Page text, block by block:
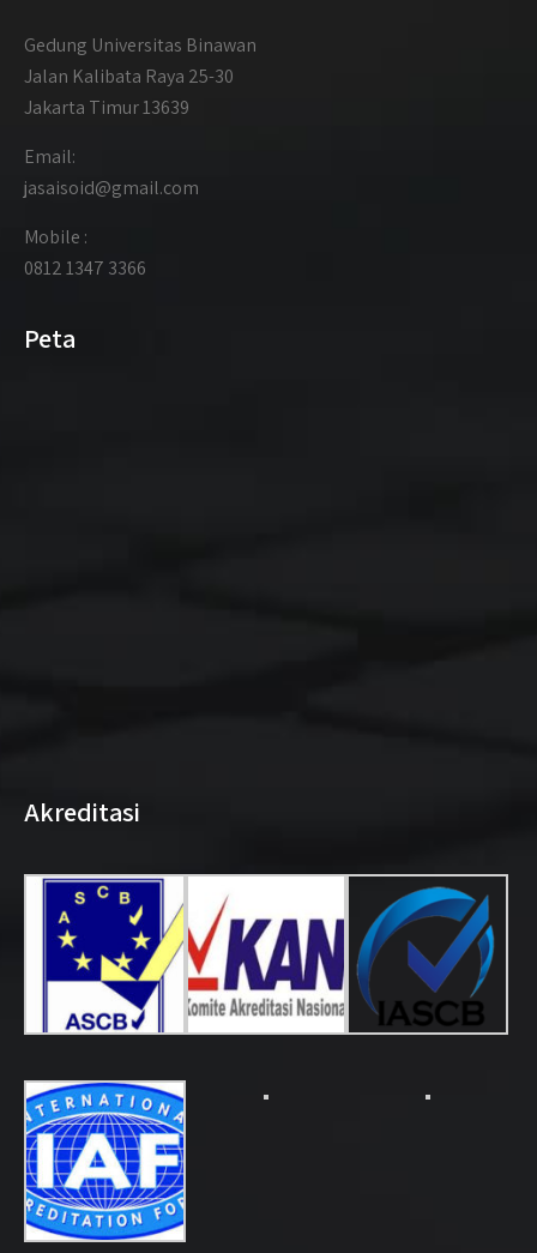
Gedung Universitas Binawan
Jalan Kalibata Raya 25-30
Jakarta Timur 13639
Email:
jasaisoid@gmail.com
Mobile :
0812 1347 3366
Peta
Akreditasi